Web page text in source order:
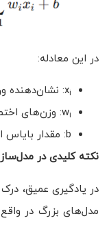
در این معادله:
xi : نشان‌دهنده
wi
: وزن‌های
b: مقدار بایاس اعمال شده برای انتقال خطی مدل است.
نکته کلیدی در
در یادگیری عمیق،
مدل‌های بزرگ در